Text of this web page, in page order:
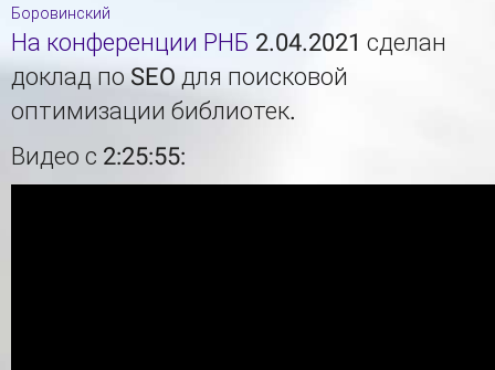
Боровинский
На конференции РНБ 2.04.2021 сделан
доклад по SEO для поисковой
оптимизации библиотек.
Видео с 2:25:55: